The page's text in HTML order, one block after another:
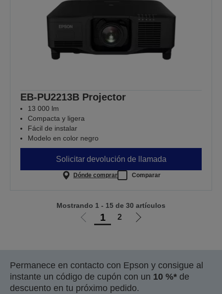
EB-PU2213B Projector
13 000 lm
Compacta y ligera
Fácil de instalar
Modelo en color negro
Solicitar devolución de llamada
Dónde comprar Comparar
Ir
anterior
1 2
Ir
siguiente
Mostrando 1 - 15 de 30 artículos
Permanece en contacto con Epson y consigue al
instante un código de cupón con un 10 %* de
descuento en tu próximo pedido.